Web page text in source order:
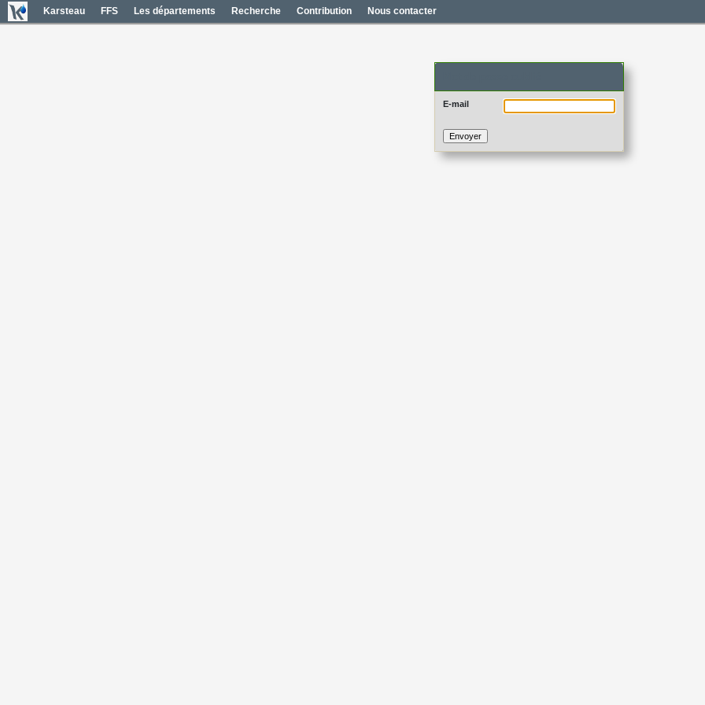
Karsteau FFS Les départements Recherche Contribution Nous contacter
E-mail